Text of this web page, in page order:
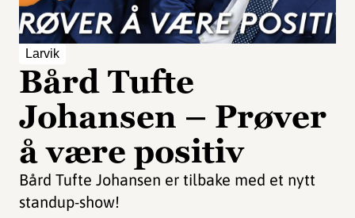
Larvik
Bård Tufte
Johansen – Prøver
å være positiv
Bård Tufte Johansen er tilbake med et nytt
standup-show!